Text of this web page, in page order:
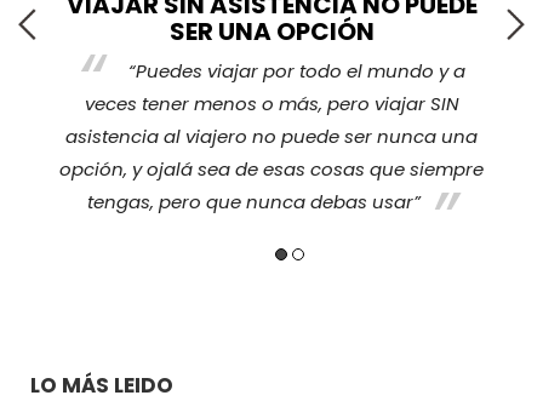
SER UNA OPCIÓN
“Puedes viajar por todo el mundo y a
veces tener menos o más, pero viajar SIN
asistencia al viajero no puede ser nunca una
opción, y ojalá sea de esas cosas que siempre
tengas, pero que nunca debas usar”
LO MÁS LEIDO